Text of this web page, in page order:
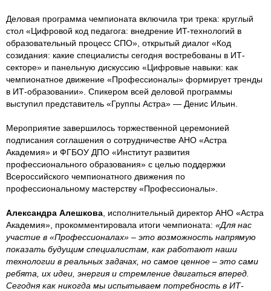
Деловая программа чемпионата включила три трека: круглый
стол «Цифровой код педагога: внедрение ИT-технологий в
образовательный процесс СПО», открытый диалог «Код
созидания: какие специалисты сегодня востребованы в ИТ-
секторе» и панельную дискуссию «Цифровые навыки: как
чемпионатное движение «Профессионалы» формирует тренды
в ИТ-образовании». Спикером всей деловой программы
выступил представитель «Группы Астра» — Денис Ильин.
Мероприятие завершилось торжественной церемонией
подписания соглашения о сотрудничестве АНО «Астра
Академия» и ФГБОУ ДПО «Институт развития
профессионального образования» с целью поддержки
Всероссийского чемпионатного движения по
профессиональному мастерству «Профессионалы».
Александра Алешкова , исполнительный директор АНО «Астра
Академия», прокомментировала итоги чемпионата: «Для нас
участие в «Профессионалах» – это возможность напрямую
показать будущим специалистам, как работают наши
технологии в реальных задачах, но самое ценное – это сами
ребята, их идеи, энергия и стремление двигаться вперед.
Сегодня как никогда мы испытываем потребность в ИТ-